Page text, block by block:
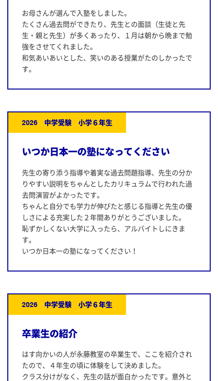
お母さんが選んで入塾をしました。
たくさん過去問ができたり、先生との面談（生徒と先
生・親と先生）が多くあったり、１月は朝から晩まで勉
強をさせてくれました。
和気あいあいとした、笑いのある授業がたのしかったで
す。
2026 中学受験 小学６年生
いつか日本一の塾になってください
先生の寄り添う指導や着実な過去問題指導、先生の分か
りやすい説明をちゃんとしたカリキュラムで行われた過
去問演習がよかったです。
ちゃんと自分でも学力が伸びたと感じる指導と先生の優
しさによる充実した２年間ありがとうございました。
恥ずかしくない大学に入ったら、アルバイトしにきま
す。
いつか日本一の塾になってください！
2026 中学受験 小学６年生
卒業生の紹介
はす向かいの人が永藤教室の卒業生で、ここを紹介され
たので、４年生の頃に体験をして決めました。
クラス分けがなく、先生の話が面白かったです。意外と